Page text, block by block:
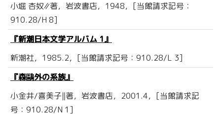
小堀 杏奴∥著，岩波書店，1948，[当館請求記号：
910.28/H 8]
『新潮日本文学アルバム 1』
新潮社，1985.2，[当館請求記号：910.28/L 3]
『森鷗外の系族』
小金井/喜美子‖著，岩波書店，2001.4，[当館請求記
号：910.28/N 1]